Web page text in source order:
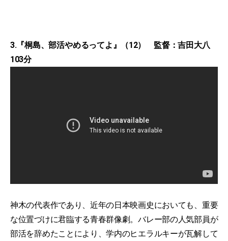
3.『桐島、部活やめるってよ』（12） 監督：吉田大八
103分
神木の代表作であり、近年の日本映画史においても、重要
な位置づけに君臨する青春群像劇。バレー部の人気部員が
部活を辞めたことにより、学内のヒエラルキーが瓦解して